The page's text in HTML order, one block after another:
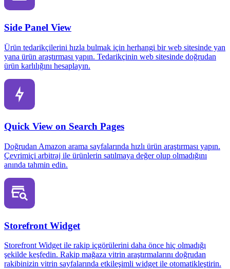
Side Panel View
Ürün tedarikçilerini hızla bulmak için herhangi bir web sitesinde yan
yana ürün araştırması yapın. Tedarikçinin web sitesinde doğrudan
ürün karlılığını hesaplayın.
Quick View on Search Pages
Doğrudan Amazon arama sayfalarında hızlı ürün araştırması yapın.
Çevrimiçi arbitraj ile ürünlerin satılmaya değer olup olmadığını
anında tahmin edin.
Storefront Widget
Storefront Widget ile rakip içgörülerini daha önce hiç olmadığı
şekilde keşfedin. Rakip mağaza vitrin araştırmalarını doğrudan
rakibinizin vitrin sayfalarında etkileşimli widget ile otomatikleştirin.